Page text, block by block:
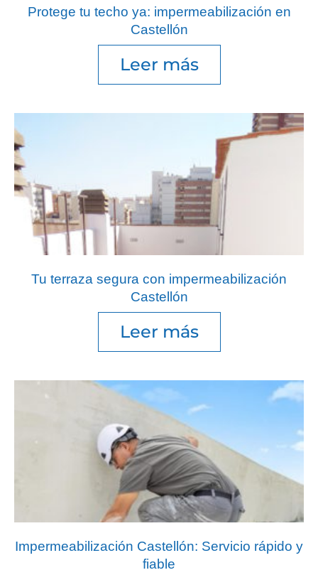
Protege tu techo ya: impermeabilización en
Castellón
Leer más
Tu terraza segura con impermeabilización
Castellón
Leer más
Impermeabilización Castellón: Servicio rápido y
fiable